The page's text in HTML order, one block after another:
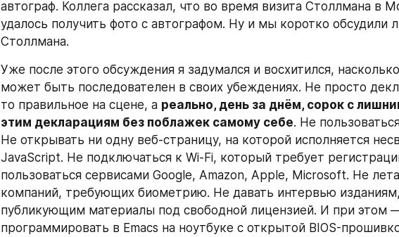
автограф. Коллега рассказал, что во время визита Столлмана в
удалось получить фото с автографом. Ну и мы коротко обсудили
Столлмана.
Уже после этого обсуждения я задумался и восхитился,
может быть последователен в своих убеждениях. Не просто
то правильное на сцене, а реально, день за днём, сорок с
этим декларациям без поблажек самому себе. Не
Не открывать ни одну веб-страницу, на которой исполняется
JavaScript. Не подключаться к Wi-Fi, который требует
пользоваться сервисами Google, Amazon, Apple, Microsoft. Не
компаний, требующих биометрию. Не давать интервью
публикующим материалы под свободной лицензией. И при этом
программировать в Emacs на ноутбуке с открытой BIOS-